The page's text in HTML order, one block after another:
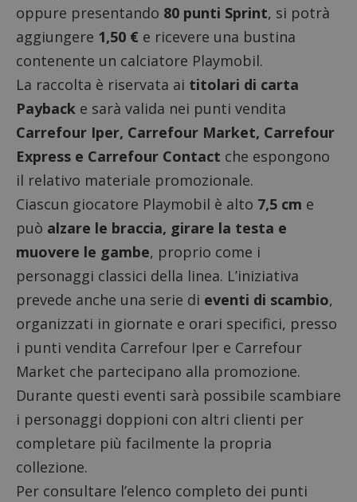
oppure presentando 80 punti Sprint, si potrà
aggiungere 1,50 € e ricevere una bustina
contenente un calciatore Playmobil.
La raccolta è riservata ai titolari di carta
Payback e sarà valida nei punti vendita
Carrefour Iper, Carrefour Market, Carrefour
Express e Carrefour Contact che espongono
il relativo materiale promozionale.
Ciascun giocatore Playmobil è alto 7,5 cm e
può alzare le braccia, girare la testa e
muovere le gambe, proprio come i
personaggi classici della linea. L’iniziativa
prevede anche una serie di eventi di scambio,
organizzati in giornate e orari specifici, presso
i punti vendita Carrefour Iper e Carrefour
Market che partecipano alla promozione.
Durante questi eventi sarà possibile scambiare
i personaggi doppioni con altri clienti per
completare più facilmente la propria
collezione.
Per consultare l’elenco completo dei punti